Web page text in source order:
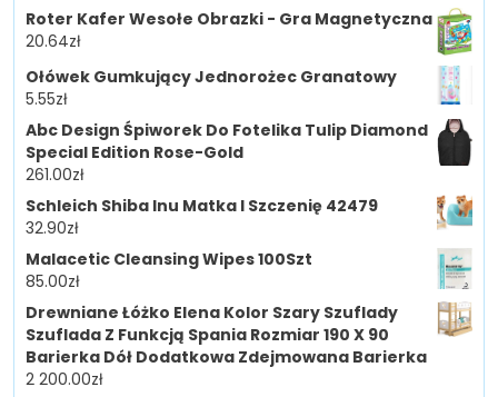
Roter Kafer Wesołe Obrazki - Gra Magnetyczna
20.64zł
Ołówek Gumkujący Jednorożec Granatowy
5.55zł
Abc Design Śpiworek Do Fotelika Tulip Diamond
Special Edition Rose-Gold
261.00zł
Schleich Shiba Inu Matka I Szczenię 42479
32.90zł
Malacetic Cleansing Wipes 100Szt
85.00zł
Drewniane Łóżko Elena Kolor Szary Szuflady
Szuflada Z Funkcją Spania Rozmiar 190 X 90
Barierka Dół Dodatkowa Zdejmowana Barierka
2 200.00zł